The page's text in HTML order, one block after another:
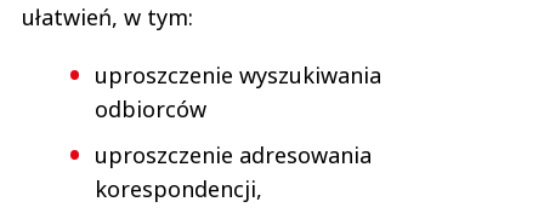
ułatwień, w tym:
uproszczenie wyszukiwania
odbiorców
uproszczenie adresowania
korespondencji,